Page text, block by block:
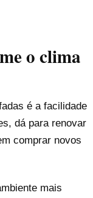
o clima
é a facilidade
dá para renovar
comprar novos
mais